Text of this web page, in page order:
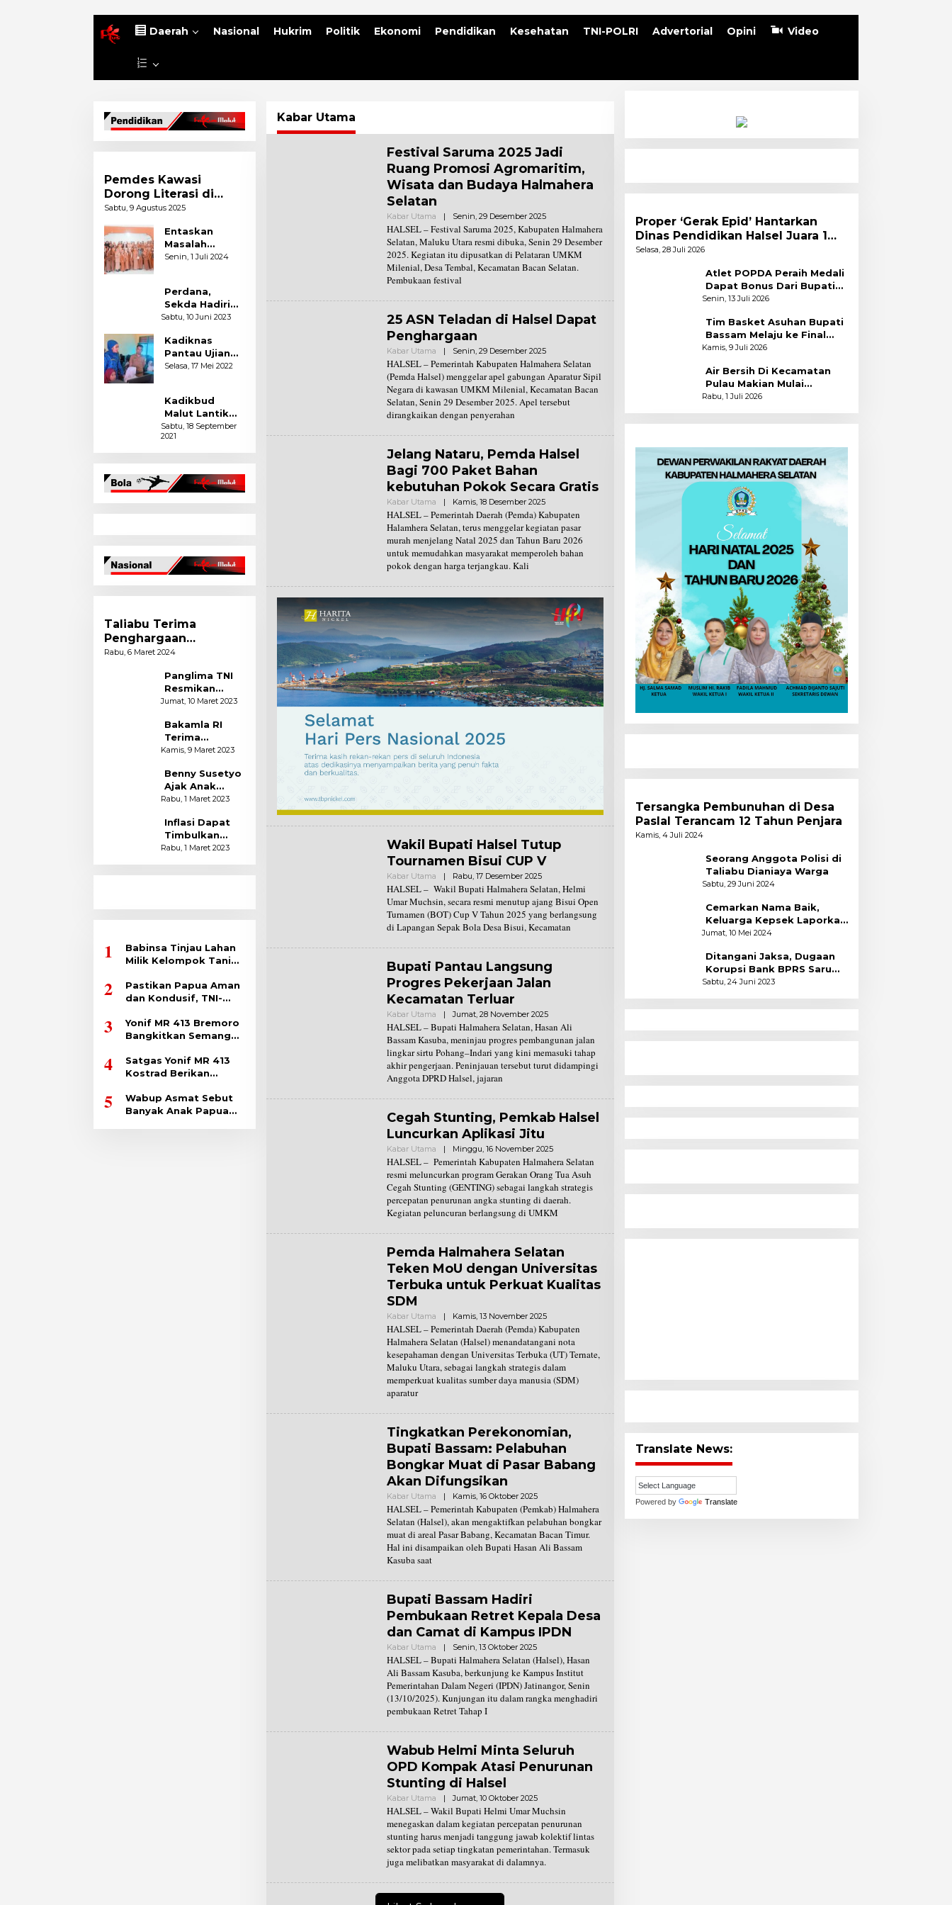
a
Daerah Nasional Hukrim Politik Ekonomi Pendidikan Kesehatan TNI-POLRI Advertorial Opini Video
L
a
n
y
Pemdes Kawasi
Dorong Literasi di
Desa
Sabtu, 9 Agustus 2025
Entaskan
Masalah
Pendidikan,
Adakan
Pertemuan
Perdana
Senin, 1 Juli 2024
Perdana,
Sekda Hadiri
Pelepasan
Halmahera
Selatan
Sabtu, 10 Juni 2023
Kadiknas
Pantau Ujian
Sekolah di
Selasa, 17 Mei 2022
Kadikbud
Malut Lantik
Pengurus
MKKS SMA-SMK
se Halsel
Sabtu, 18 September
2021
Taliabu Terima
Penghargaan
Kabupaten Bebas
Rabu, 6 Maret 2024
Panglima TNI
Resmikan
Bazar Murah
Pertiwi
Jumat, 10 Maret 2023
Bakamla RI
Terima
Kunjungan US
Bahas Hibah
Drone
Kamis, 9 Maret 2023
Benny Susetyo
Ajak Anak
Muda Buat
Pendidikan
Rabu, 1 Maret 2023
Inflasi Dapat
Timbulkan
Desintegrasi
Rabu, 1 Maret 2023
1
Babinsa Tinjau Lahan
Milik Kelompok Tani
2
Pastikan Papua Aman
dan Kondusif, TNI-
3
Yonif MR 413 Bremoro
Bangkitkan Semangat
Dengan Sparko
Bremoro
4
Satgas Yonif MR 413
Kostrad Berikan
Perbatasan RI-PNG
5
Wabup Asmat Sebut
Banyak Anak Papua
Kabar Utama
Festival Saruma 2025 Jadi
Ruang Promosi Agromaritim,
Wisata dan Budaya Halmahera
Selatan
Kabar Utama | Senin, 29 Desember 2025O
L
H
R
E
I
HALSEL – Festival Saruma 2025, Kabupaten Halmahera
Selatan, Maluku Utara resmi dibuka, Senin 29 Desember
2025. Kegiatan itu dipusatkan di Pelataran UMKM
Milenial, Desa Tembal, Kecamatan Bacan Selatan.
Pembukaan festival
25 ASN Teladan di Halsel Dapat
Penghargaan
Kabar Utama | Senin, 29 Desember 2025O
L
H
R
E
I
HALSEL – Pemerintah Kabupaten Halmahera Selatan
(Pemda Halsel) menggelar apel gabungan Aparatur Sipil
Negara di kawasan UMKM Milenial, Kecamatan Bacan
Selatan, Senin 29 Desember 2025. Apel tersebut
dirangkaikan dengan penyerahan
Jelang Nataru, Pemda Halsel
Bagi 700 Paket Bahan
kebutuhan Pokok Secara Gratis
Kabar Utama | Kamis, 18 Desember 2025O
L
H
R
E
HALSEL – Pemerintah Daerah (Pemda) Kabupaten
Halamhera Selatan, terus menggelar kegiatan pasar
murah menjelang Natal 2025 dan Tahun Baru 2026
untuk memudahkan masyarakat memperoleh bahan
pokok dengan harga terjangkau. Kali
Wakil Bupati Halsel Tutup
Tournamen Bisui CUP V
Kabar Utama | Rabu, 17 Desember 2025O
L
H
R
E
A
S
HALSEL – Wakil Bupati Halmahera Selatan, Helmi
Umar Muchsin, secara resmi menutup ajang Bisui Open
Turnamen (BOT) Cup V Tahun 2025 yang berlangsung
di Lapangan Sepak Bola Desa Bisui, Kecamatan
Bupati Pantau Langsung
Progres Pekerjaan Jalan
Kecamatan Terluar
Kabar Utama | Jumat, 28 November 2025O
L
H
R
E
I
HALSEL – Bupati Halmahera Selatan, Hasan Ali
Bassam Kasuba, meninjau progres pembangunan jalan
lingkar sirtu Pohang–Indari yang kini memasuki tahap
akhir pengerjaan. Peninjauan tersebut turut didampingi
Anggota DPRD Halsel, jajaran
Cegah Stunting, Pemkab Halsel
Luncurkan Aplikasi Jitu
Kabar Utama | Minggu, 16 November 2025O
L
H
R
E
D
A
I
HALSEL – Pemerintah Kabupaten Halmahera Selatan
resmi meluncurkan program Gerakan Orang Tua Asuh
Cegah Stunting (GENTING) sebagai langkah strategis
percepatan penurunan angka stunting di daerah.
Kegiatan peluncuran berlangsung di UMKM
Pemda Halmahera Selatan
Teken MoU dengan Universitas
Terbuka untuk Perkuat Kualitas
SDM
Kabar Utama | Kamis, 13 November 2025O
L
H
R
E
A
I
HALSEL – Pemerintah Daerah (Pemda) Kabupaten
Halmahera Selatan (Halsel) menandatangani nota
kesepahaman dengan Universitas Terbuka (UT) Ternate,
Maluku Utara, sebagai langkah strategis dalam
memperkuat kualitas sumber daya manusia (SDM)
aparatur
Tingkatkan Perekonomian,
Bupati Bassam: Pelabuhan
Bongkar Muat di Pasar Babang
Akan Difungsikan
Kabar Utama | Kamis, 16 Oktober 2025O
L
H
R
E
HALSEL – Pemerintah Kabupaten (Pemkab) Halmahera
Selatan (Halsel), akan mengaktifkan pelabuhan bongkar
muat di areal Pasar Babang, Kecamatan Bacan Timur.
Hal ini disampaikan oleh Bupati Hasan Ali Bassam
Kasuba saat
Bupati Bassam Hadiri
Pembukaan Retret Kepala Desa
dan Camat di Kampus IPDN
Kabar Utama | Senin, 13 Oktober 2025O
L
H
R
E
D
I
HALSEL – Bupati Halmahera Selatan (Halsel), Hasan
Ali Bassam Kasuba, berkunjung ke Kampus Institut
Pemerintahan Dalam Negeri (IPDN) Jatinangor, Senin
(13/10/2025). Kunjungan itu dalam rangka menghadiri
pembukaan Retret Tahap I
Wabub Helmi Minta Seluruh
OPD Kompak Atasi Penurunan
Stunting di Halsel
Kabar Utama | Jumat, 10 Oktober 2025O
L
H
R
E
A
HALSEL – Wakil Bupati Helmi Umar Muchsin
menegaskan dalam kegiatan percepatan penurunan
stunting harus menjadi tanggung jawab kolektif lintas
sektor pada setiap tingkatan pemerintahan. Termasuk
juga melibatkan masyarakat di dalamnya.
Proper ‘Gerak Epid’ Hantarkan
Dinas Pendidikan Halsel Juara 1
PKA Angkatan Pertama
Selasa, 28 Juli 2026
Atlet POPDA Peraih Medali
Dapat Bonus Dari Bupati
Bassam
Senin, 13 Juli 2026
Tim Basket Asuhan Bupati
Bassam Melaju ke Final
Usai Bekuk Kota Tidore
Kamis, 9 Juli 2026
Air Bersih Di Kecamatan
Pulau Makian Mulai
Dinikmati
Rabu, 1 Juli 2026
Tersangka Pembunuhan di Desa
Paslal Terancam 12 Tahun Penjara
Kamis, 4 Juli 2024
Seorang Anggota Polisi di
Taliabu Dianiaya Warga
Sabtu, 29 Juni 2024
Cemarkan Nama Baik,
Keluarga Kepsek Laporkan
2 Akun Facebook ke Polres
Jumat, 10 Mei 2024
Ditangani Jaksa, Dugaan
Korupsi Bank BPRS Saruma
Halsel Naik Status
Sabtu, 24 Juni 2023
Translate News:
Powered by Translate